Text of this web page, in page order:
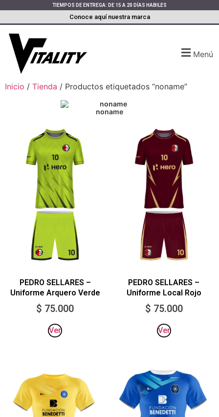
TIEMPOS DE ENTREGA: DE 15 A 20 DÍAS HABILES
Conoce aquí nuestra marca
Menú
Inicio / Tienda / Productos etiquetados “noname”
noname
PEDRO SELLARES –
Uniforme Arquero Verde
$ 75.000
Ver
PEDRO SELLARES –
Uniforme Local Rojo
$ 75.000
Ver